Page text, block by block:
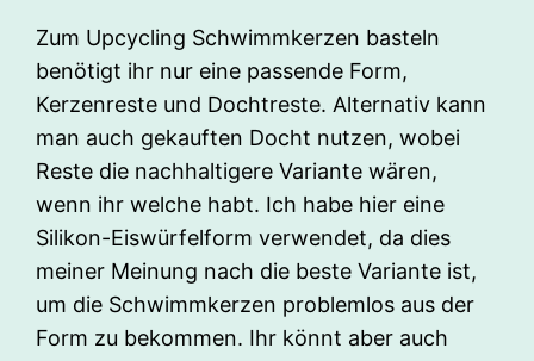
Zum Upcycling Schwimmkerzen basteln
benötigt ihr nur eine passende Form,
Kerzenreste und Dochtreste. Alternativ kann
man auch gekauften Docht nutzen, wobei
Reste die nachhaltigere Variante wären,
wenn ihr welche habt. Ich habe hier eine
Silikon-Eiswürfelform verwendet, da dies
meiner Meinung nach die beste Variante ist,
um die Schwimmkerzen problemlos aus der
Form zu bekommen. Ihr könnt aber auch